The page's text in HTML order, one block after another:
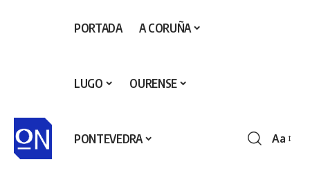
PORTADA A CORUÑA
LUGO OURENSE
PONTEVEDRA Aa